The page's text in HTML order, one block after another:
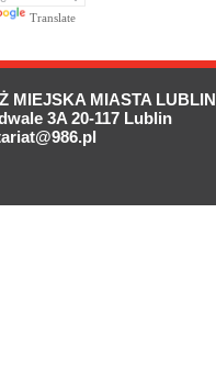
Translate
MIEJSKA MIASTA LUBLIN
3A 20-117 Lublin